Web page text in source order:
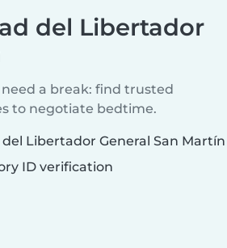
del Libertador
a break: find trusted
to negotiate bedtime.
Libertador General San Martín
ID verification